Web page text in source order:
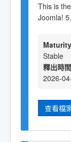
This is
Joomla!
Maturity
Stable
釋出時
2026-
查看檔